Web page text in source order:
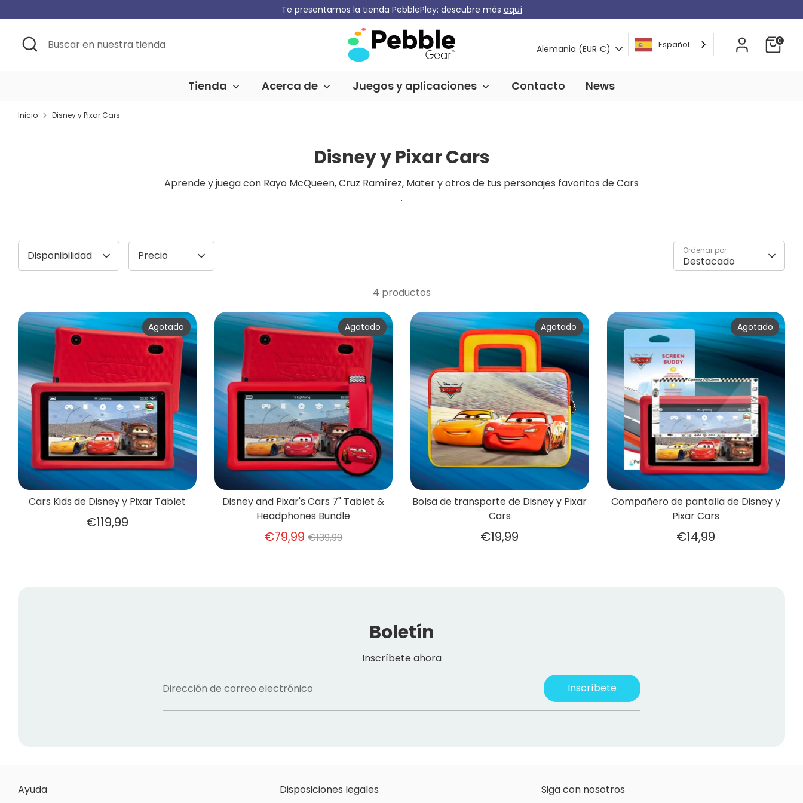
al
contenido
Te presentamos la tienda PebblePlay: descubre más aquí
Buscar
en
Buscar
en
Alemania (EUR €) Español 0
Tienda Acerca de Juegos y aplicaciones Contacto News
Inicio Disney y Pixar Cars
Disney y Pixar Cars
Aprende y juega con Rayo McQueen, Cruz Ramírez, Mater y otros de tus personajes favoritos de Cars
.
Disponibilidad Precio Ordenar por
Destacado
4 productos
Cars Kids de Disney y Pixar Tablet
€119,99
Agotado
Disney and Pixar's Cars 7" Tablet &
Headphones Bundle
€79,99 Precio
€139,99
Agotado
Bolsa de transporte de Disney y Pixar
Cars
€19,99
Agotado
Compañero de pantalla de Disney y
Pixar Cars
€14,99
Agotado
Boletín
Inscríbete ahora
Dirección de correo electrónico Inscríbete
Ayuda Disposiciones legales Siga con nosotros